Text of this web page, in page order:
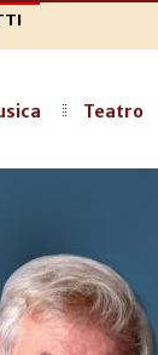
Teatro